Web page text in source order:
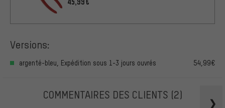
Versions:
argenté-bleu, Expédition sous 1-3 jours ouvrés 54,99€
COMMENTAIRES DES CLIENTS (2)